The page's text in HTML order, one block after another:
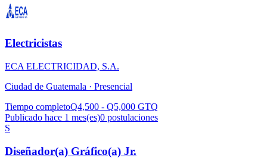
Electricistas
ECA ELECTRICIDAD, S.A.
Ciudad de Guatemala · Presencial
Tiempo completoQ4,500 - Q5,000 GTQ
Publicado hace 1 mes(es)0 postulaciones
S
Diseñador(a) Gráfico(a) Jr.